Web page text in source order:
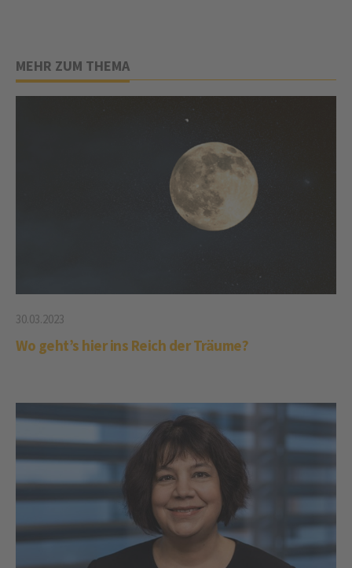
MEHR ZUM THEMA
30.03.2023
Wo geht’s hier ins Reich der Träume?